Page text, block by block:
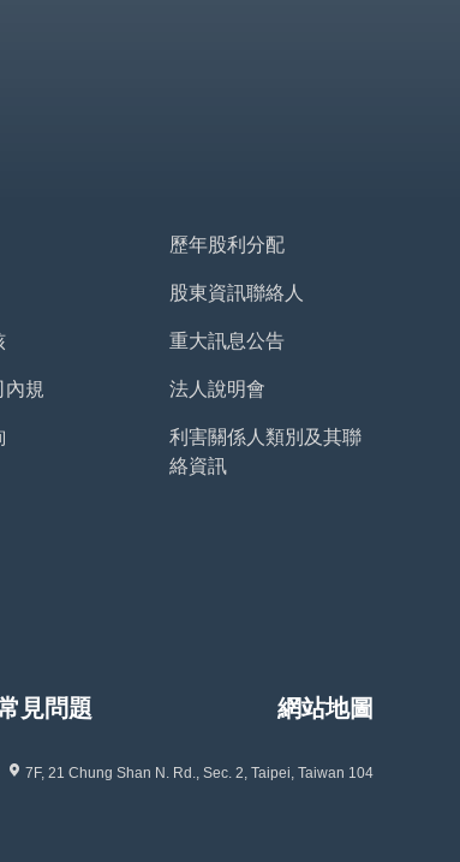
內規
歷年股利分配
股東資訊聯絡人
重大訊息公告
法人說明會
利害關係人類別及其聯
絡資訊
見問題 網站地圖
7F, 21 Chung Shan N. Rd., Sec. 2, Taipei, Taiwan 104